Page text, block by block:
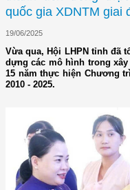
quốc gia XDNTM giai
19/06/2025
Vừa qua, Hội LHPN tỉnh đã
dựng các mô hình trong
15 năm thực hiện Chương
2010 - 2025.